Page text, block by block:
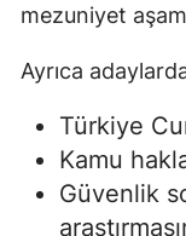
mezuniyet
Ayrıca
Türkiye
Kamu
Güvenlik